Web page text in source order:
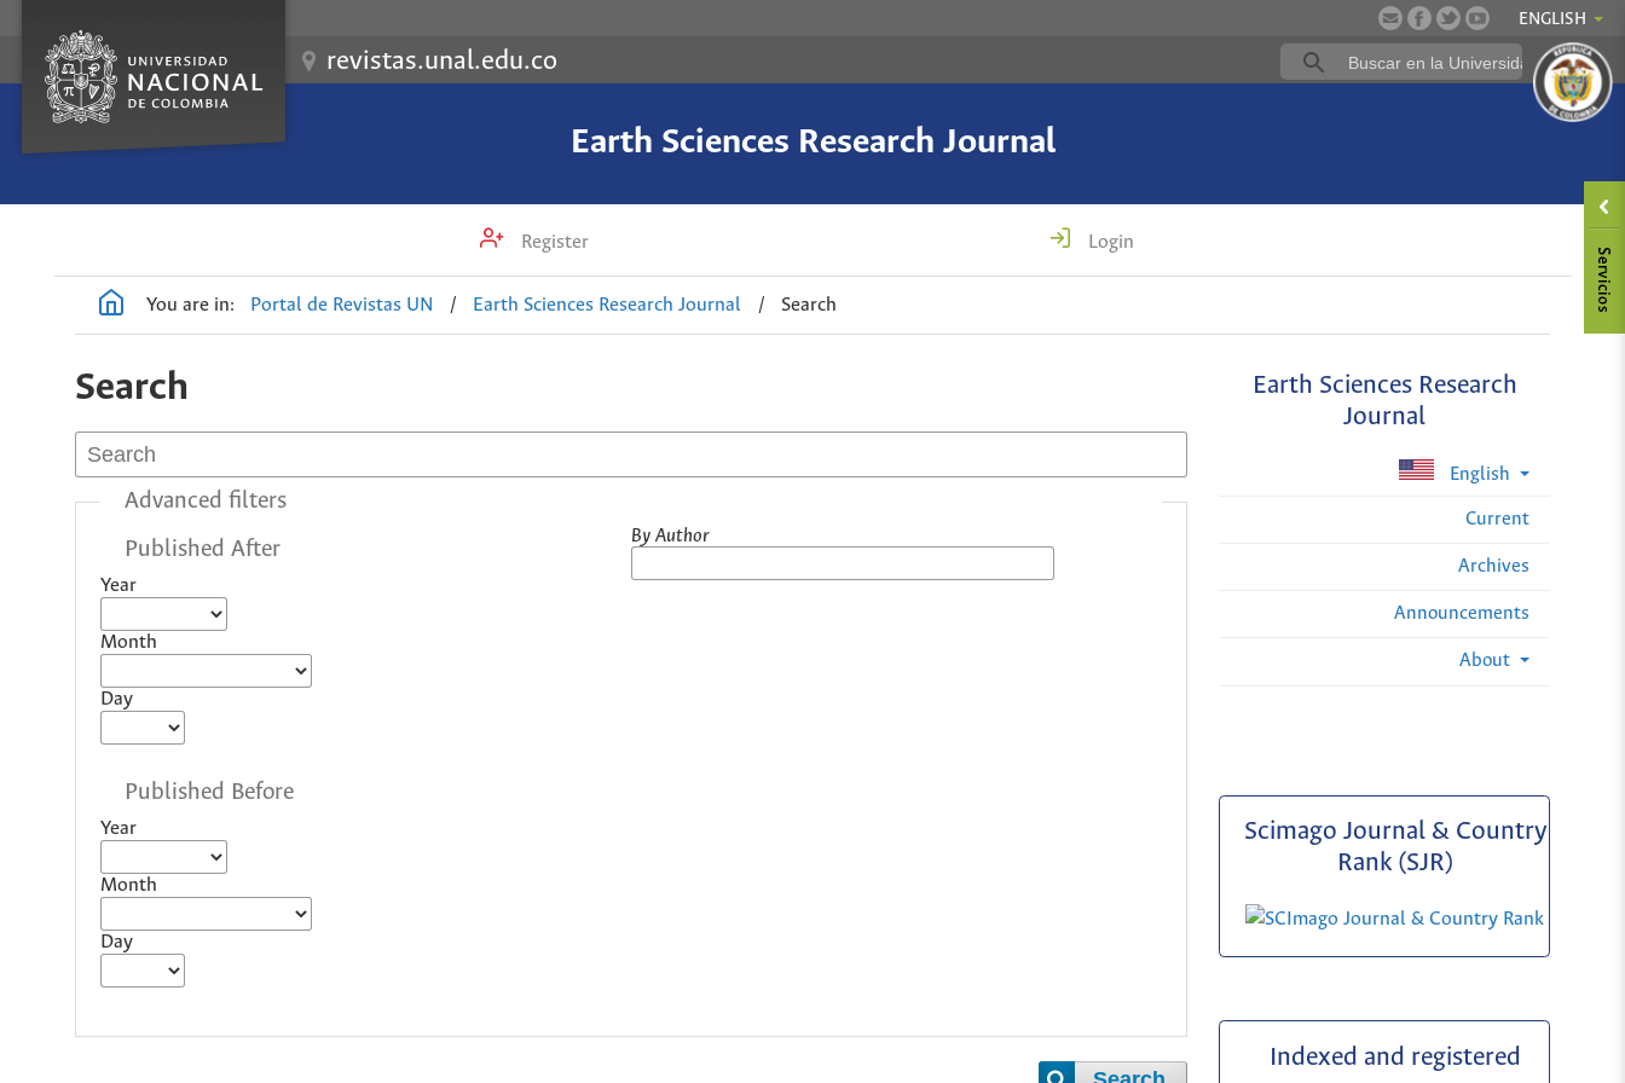
ENGLISH
revistas.unal.edu.co
Earth Sciences Research Journal
Register Login
You are in: Portal de Revistas UN / Earth Sciences Research Journal / Search
Earth Sciences Research
Journal
English
Current
Archives
Announcements
About
Search
Advanced filters
Published After
Year
Month
Day
Published Before
Year
Month
Day
By Author
Scimago Journal & Country
Rank (SJR)
Indexed and registered